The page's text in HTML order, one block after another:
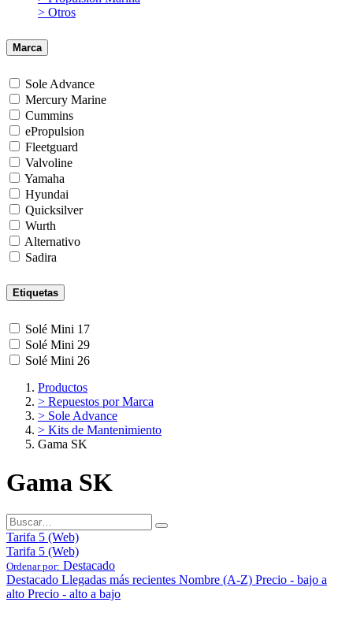
> Otros
Marca
Sole Advance
Mercury Marine
Cummins
ePropulsion
Fleetguard
Valvoline
Yamaha
Hyundai
Quicksilver
Wurth
Alternativo
Sadira
Etiquetas
Solé Mini 17
Solé Mini 29
Solé Mini 26
Productos
> Repuestos por Marca
> Sole Advance
> Kits de Mantenimiento
Gama SK
Gama SK
Tarifa 5 (Web)
Tarifa 5 (Web)
Ordenar por: Destacado
Destacado Llegadas más recientes Nombre (A-Z) Precio - bajo a
alto Precio - alto a bajo